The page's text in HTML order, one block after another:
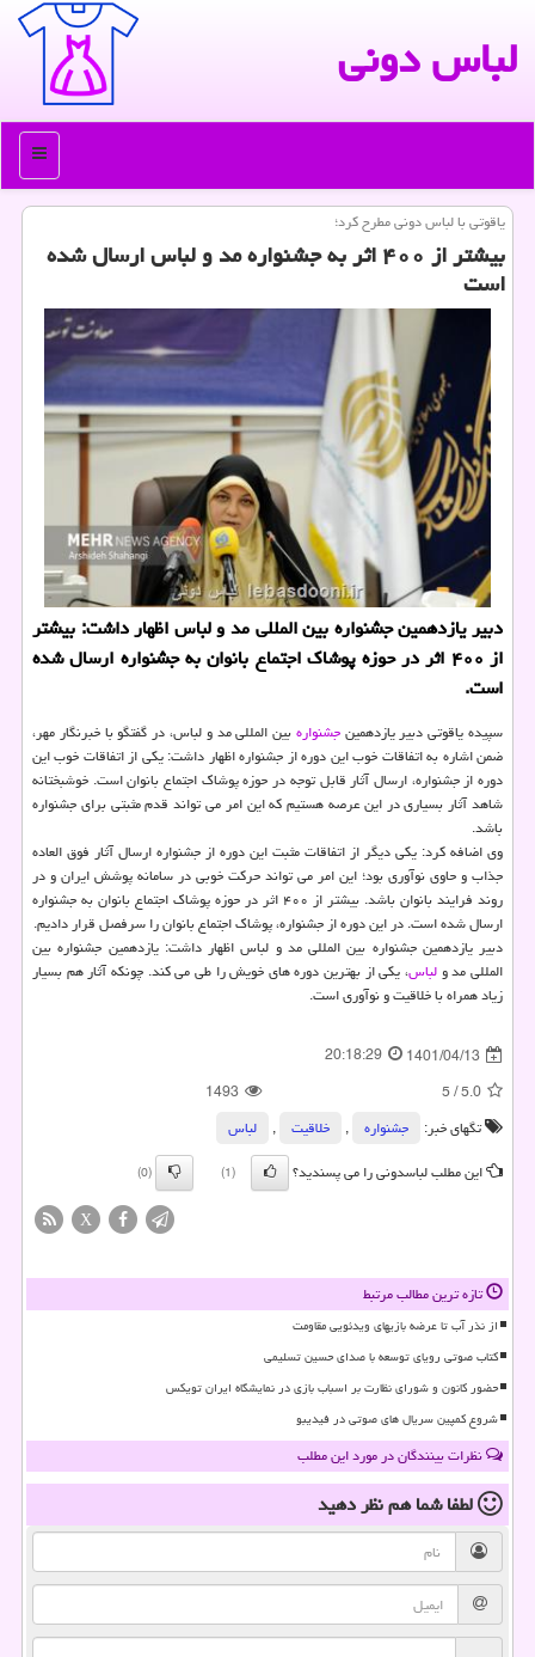
لباس دونی
منو
یاقوتی با لباس دونی مطرح كرد؛
بیشتر از ۴۰۰ اثر به جشنواره مد و لباس ارسال شده
است
دبیر یازدهمین جشنواره بین المللی مد و لباس اظهار داشت: بیشتر
از ۴۰۰ اثر در حوزه پوشاک اجتماع بانوان به جشنواره ارسال شده
است.
سپیده یاقوتی دبیر یازدهمینجشنوارهبین المللی مد و لباس، در گفتگو با خبرنگار مهر،
ضمن اشاره به اتفاقات خوب این دوره از جشنواره اظهار داشت: یکی از اتفاقات خوب این
دوره از جشنواره، ارسال آثار قابل توجه در حوزه پوشاک اجتماع بانوان است. خوشبختانه
شاهد آثار بسیاری در این عرصه هستیم که این امر می تواند قدم مثبتی برای جشنواره
باشد.
وی اضافه کرد: یکی دیگر از اتفاقات مثبت این دوره از جشنواره ارسال آثار فوق العاده
جذاب و حاوی نوآوری بود؛ این امر می تواند حرکت خوبی در سامانه پوشش ایران و در
روند فرایند بانوان باشد. بیشتر از ۴۰۰ اثر در حوزه پوشاک اجتماع بانوان به جشنواره
ارسال شده است. در این دوره از جشنواره، پوشاک اجتماع بانوان را سرفصل قرار دادیم.
دبیر یازدهمین جشنواره بین المللی مد و لباس اظهار داشت: یازدهمین جشنواره بین
المللی مد ولباس، یکی از بهترین دوره های خویش را طی می کند. چونکه آثار هم بسیار
زیاد همراه با خلاقیت و نوآوری است.
1401/04/13
20:18:29
5.0
/
5
1493
تگهای خبر:
جشنواره , خلاقیت ,
لباس
این مطلب لباسدونی را می پسندید؟
(1)
(0)
X
تازه ترین مطالب مرتبط
از نذر آب تا عرضه بازیهای ویدئویی مقاومت
کتاب صوتی رویای توسعه با صدای حسین تسلیمی
حضور کانون و شورای نظارت بر اسباب بازی در نمایشگاه ایران تویکس
شروع کمپین سریال های صوتی در فیدیبو
نظرات بینندگان در مورد این مطلب
لطفا شما همنظر دهید